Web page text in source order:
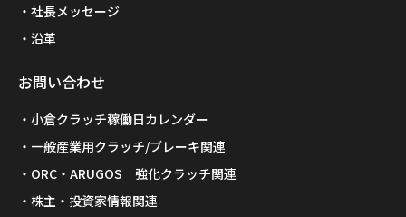
社長メッセージ
沿革
お問い合わせ
小倉クラッチ稼働日カレンダー
一般産業用クラッチ/ブレーキ関連
ORC・ARUGOS 強化クラッチ関連
株主・投資家情報関連